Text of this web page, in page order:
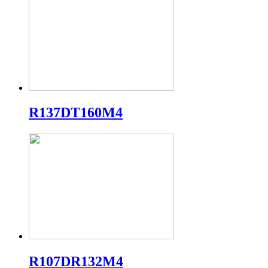
R137DT160M4
R107DR132M4